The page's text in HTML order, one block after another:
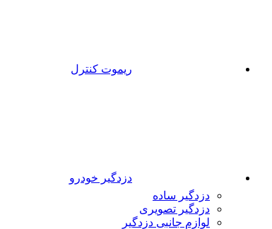
ریموت کنترل
دزدگیر خودرو
دزدگیر ساده
دزدگیر تصویری
لوازم جانبی دزدگیر